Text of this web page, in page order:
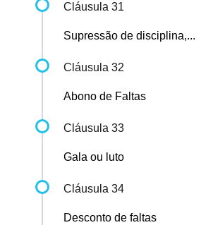
Cláusula 31
Supressão de disciplina,...
Cláusula 32
Abono de Faltas
Cláusula 33
Gala ou luto
Cláusula 34
Desconto de faltas